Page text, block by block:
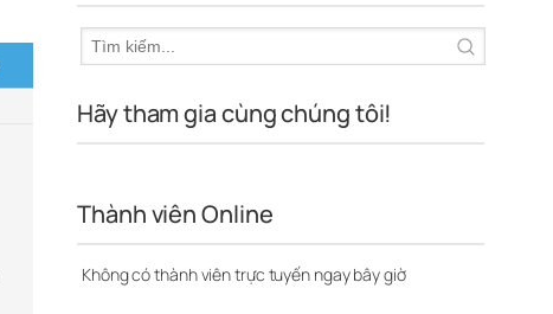
Hãy tham gia cùng chúng tôi!
Thành viên Online
Không có thành viên trực tuyến ngay bây giờ